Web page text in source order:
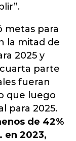
”.
metas para
la mitad de
2025 y
parte
fueran
que luego
para 2025.
de 42%
en 2023,